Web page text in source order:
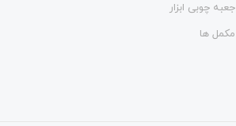
جعبه چوبی ابزار
مکمل ها